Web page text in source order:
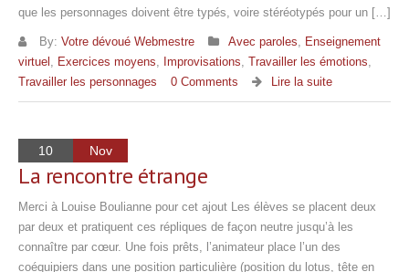
que les personnages doivent être typés, voire stéréotypés pour un […]
By: Votre dévoué Webmestre Avec paroles, Enseignement
virtuel , Exercices moyens, Improvisations, Travailler les émotions,
Travailler les personnages
0 Comments Lire la suite
10 Nov
La rencontre étrange
Merci à Louise Boulianne pour cet ajout Les élèves se placent deux
par deux et pratiquent ces répliques de façon neutre jusqu’à les
connaître par cœur. Une fois prêts, l’animateur place l’un des
coéquipiers dans une position particulière (position du lotus, tête en